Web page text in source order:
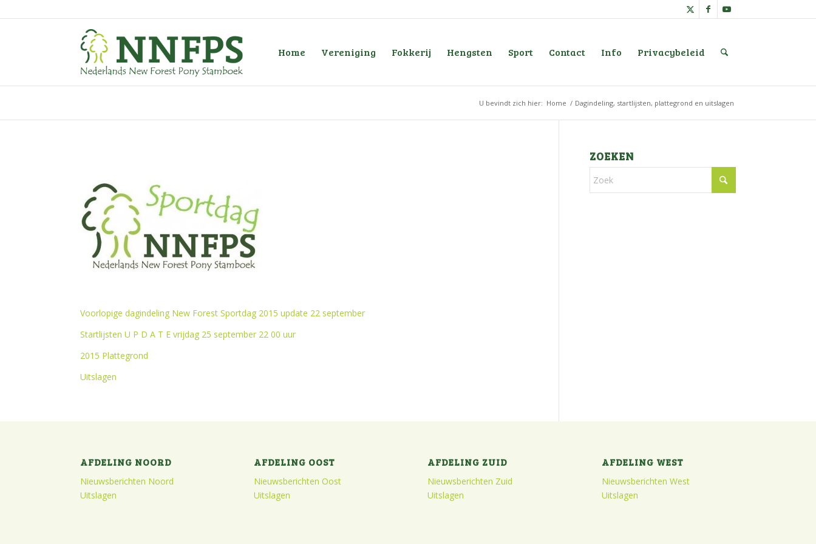
Home Vereniging Fokkerij Hengsten Sport Contact Info Privacybeleid
U bevindt zich hier: Home / Dagindeling, startlijsten, plattegrond en uitslagen
Voorlopige dagindeling New Forest Sportdag 2015 update 22 september
Startlijsten U P D A T E vrijdag 25 september 22 00 uur
2015 Plattegrond
Uitslagen
ZOEKEN
AFDELING NOORD
Nieuwsberichten Noord
Uitslagen
AFDELING OOST
Nieuwsberichten Oost
Uitslagen
AFDELING ZUID
Nieuwsberichten Zuid
Uitslagen
AFDELING WEST
Nieuwsberichten West
Uitslagen